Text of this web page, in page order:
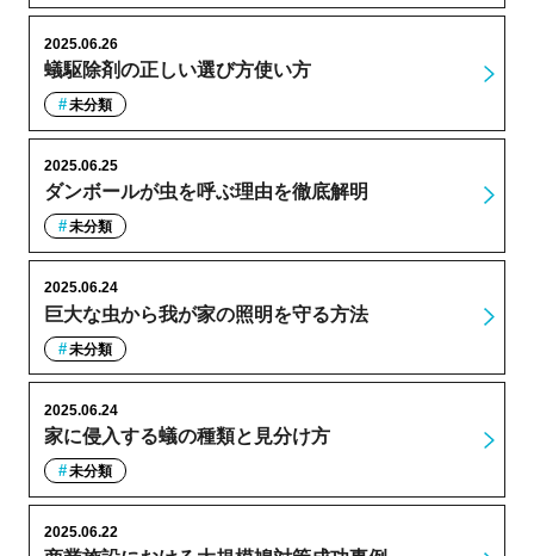
蟻駆除剤の正しい選び方使い方
2025.06.26
未分類
ダンボールが虫を呼ぶ理由を徹底解明
2025.06.25
未分類
巨大な虫から我が家の照明を守る方法
2025.06.24
未分類
家に侵入する蟻の種類と見分け方
2025.06.24
未分類
2025.06.22